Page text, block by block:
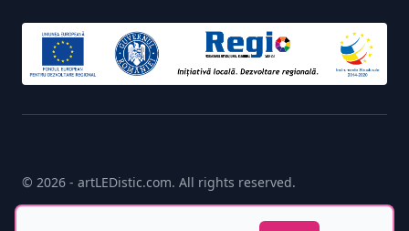
© 2026 - artLEDistic.com. All rights reserved.